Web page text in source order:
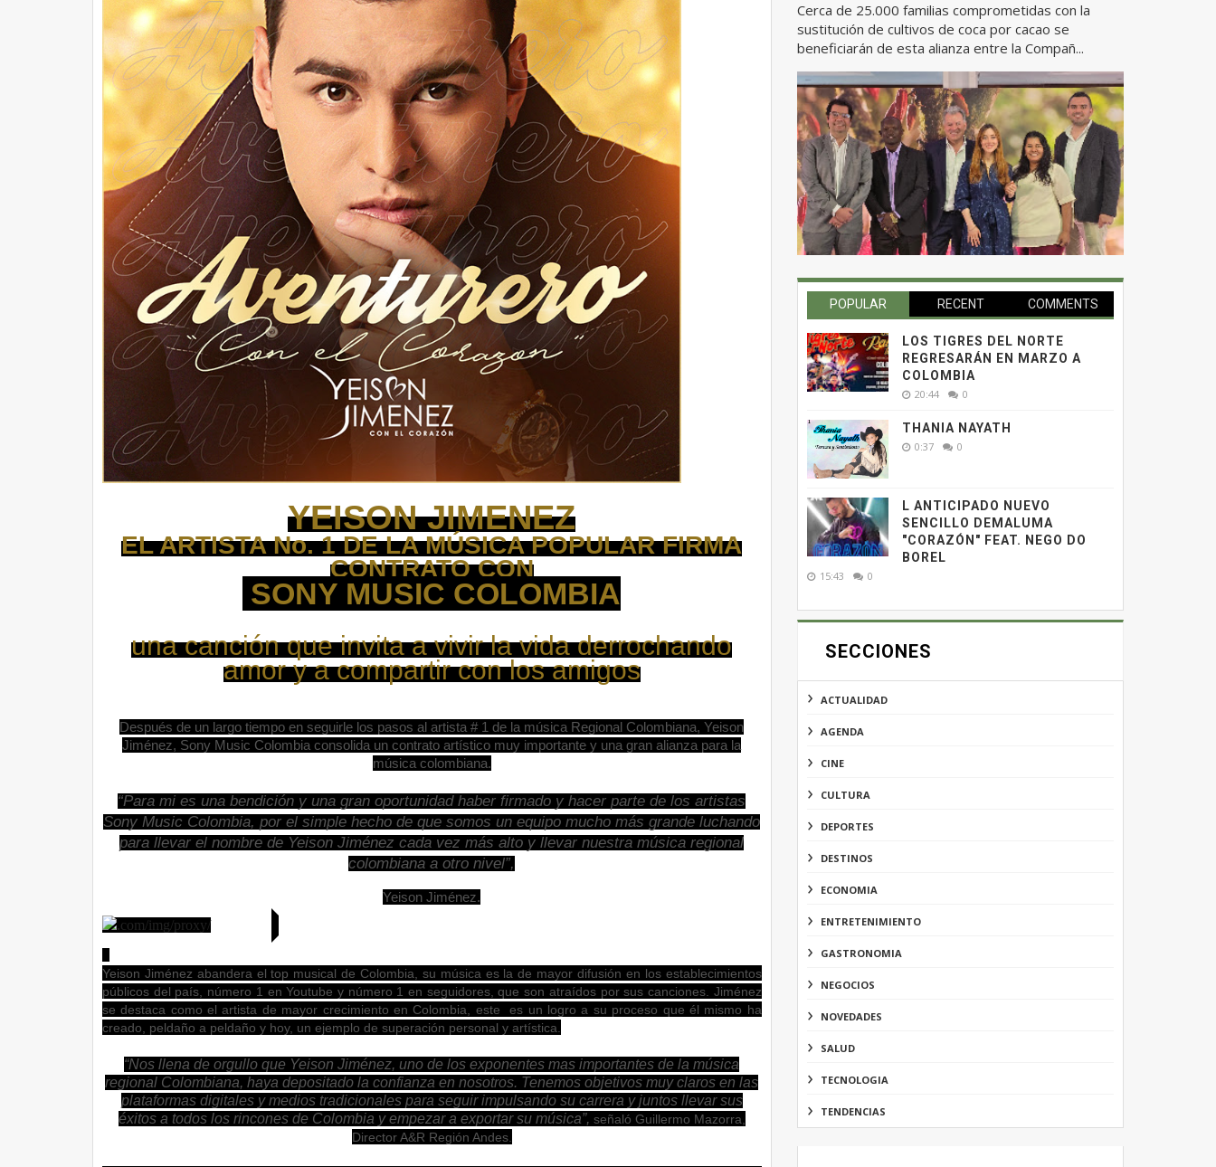
YEISON JIMENEZ
EL ARTISTA No. 1 DE LA MÚSICA POPULAR FIRMA
CONTRATO CON
SONY MUSIC COLOMBIA
una canción que invita a vivir la vida derrochando
amor y a compartir con los amigos
Después de un largo tiempo en seguirle los pasos al artista # 1 de la música Regional Colombiana, Yeison
Jiménez, Sony Music Colombia consolida un contrato artístico muy importante y una gran alianza para la
música colombiana.
“Para mi es una bendición y una gran oportunidad haber firmado y hacer parte de los artistas
Sony Music Colombia, por el simple hecho de que somos un equipo mucho más grande luchando
para llevar el nombre de Yeison Jiménez cada vez más alto y llevar nuestra música regional
colombiana a otro nivel”,
Yeison Jiménez.
Yeison Jiménez abandera el top musical de Colombia, su música es la de mayor difusión en los establecimientos
públicos del país, número 1 en Youtube y número 1 en seguidores, que son atraídos por sus canciones. Jiménez
se destaca como el artista de mayor crecimiento en Colombia, este es un logro a su proceso que él mismo ha
creado, peldaño a peldaño y hoy, un ejemplo de superación personal y artística.
“Nos llena de orgullo que Yeison Jiménez, uno de los exponentes mas importantes de la música
regional Colombiana, haya depositado la confianza en nosotros. Tenemos objetivos muy claros en las
plataformas digitales y medios tradicionales para seguir impulsando su carrera y juntos llevar sus
éxitos a todos los rincones de Colombia y empezar a exportar su música”, señaló Guillermo Mazorra,
Director A&R Región Andes.
Cerca de 25.000 familias comprometidas con la
sustitución de cultivos de coca por cacao se
beneficiarán de esta alianza entre la Compañ...
POPULAR RECENT COMMENTS
LOS TIGRES DEL NORTE
REGRESARÁN EN MARZO A
COLOMBIA
20:44 0
THANIA NAYATH
0:37 0
L ANTICIPADO NUEVO
SENCILLO DEMALUMA
"CORAZÓN" FEAT. NEGO DO
BOREL
15:43 0
SECCIONES
ACTUALIDAD
AGENDA
CINE
CULTURA
DEPORTES
DESTINOS
ECONOMIA
ENTRETENIMIENTO
GASTRONOMIA
NEGOCIOS
NOVEDADES
SALUD
TECNOLOGIA
TENDENCIAS